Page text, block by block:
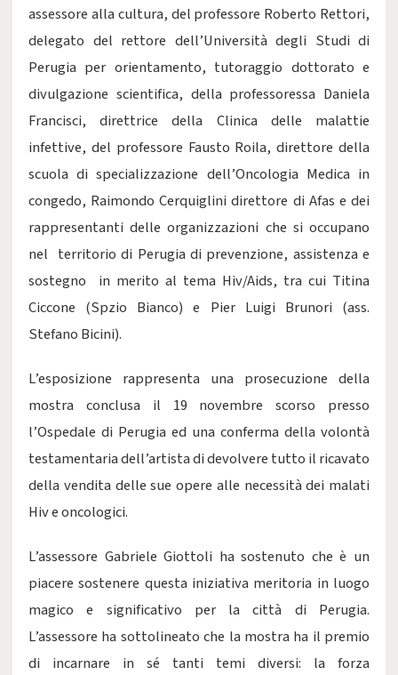
assessore alla cultura, del professore Roberto Rettori,
delegato del rettore dell’Università degli Studi di
Perugia per orientamento, tutoraggio dottorato e
divulgazione scientifica, della professoressa Daniela
Francisci, direttrice della Clinica delle malattie
infettive, del professore Fausto Roila, direttore della
scuola di specializzazione dell’Oncologia Medica in
congedo, Raimondo Cerquiglini direttore di Afas e dei
rappresentanti delle organizzazioni che si occupano
nel territorio di Perugia di prevenzione, assistenza e
sostegno in merito al tema Hiv/Aids, tra cui Titina
Ciccone (Spzio Bianco) e Pier Luigi Brunori (ass.
Stefano Bicini).
L’esposizione rappresenta una prosecuzione della
mostra conclusa il 19 novembre scorso presso
l’Ospedale di Perugia ed una conferma della volontà
testamentaria dell’artista di devolvere tutto il ricavato
della vendita delle sue opere alle necessità dei malati
Hiv e oncologici.
L’assessore Gabriele Giottoli ha sostenuto che è un
piacere sostenere questa iniziativa meritoria in luogo
magico e significativo per la città di Perugia.
L’assessore ha sottolineato che la mostra ha il premio
di incarnare in sé tanti temi diversi: la forza